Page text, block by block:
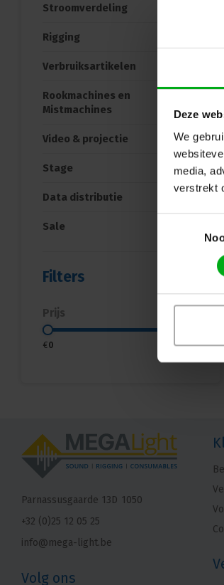
Deze
We
media,
verstrekt
Stroomverdeling
Rigging
Verbruiksartikelen
Rookmachines en
Mistmachines
Video & projectie
Stage
Data distributie
Sale
Filters
Prijs
€0 €5
Parnassusgaarde 13D 1050
+32 (0)25 12 05 25
info@mega-light.be
Volg ons